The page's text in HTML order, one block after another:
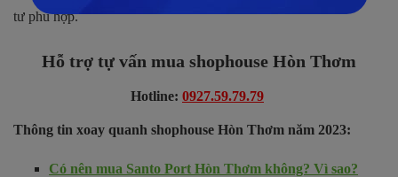
tư phù hợp.
Hỗ trợ tự vấn mua shophouse Hòn Thơm
Hotline: 0927.59.79.79
Thông tin xoay quanh shophouse Hòn Thơm năm 2023:
Có nên mua Santo Port Hòn Thơm không? Vì sao?